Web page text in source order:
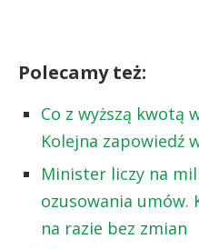
Polecamy też:
Co z wyższą kwotą
Kolejna zapowiedź
Minister liczy na
ozusowania umów.
na razie bez zmian